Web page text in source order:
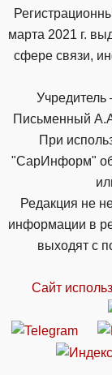
марта 2021 г.
сфере связи,
Письменный
При
"СарИнформ"
Редакция не
информации в
выходят с
Сайт